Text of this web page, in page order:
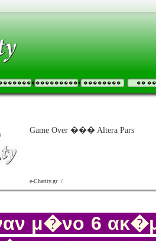
���������� �������� ��
Game Over ��� Altera Pars
e-Charity.gr /
μ�νο 6